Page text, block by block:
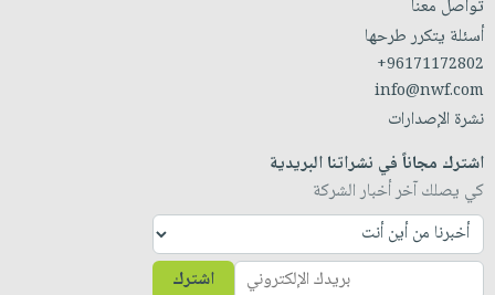
تواصل معنا
أسئلة يتكرر طرحها
+96171172802
info@nwf.com
نشرة الإصدارات
اشترك مجاناً في نشراتنا البريدية
كي يصلك آخر أخبار الشركة
اشترك